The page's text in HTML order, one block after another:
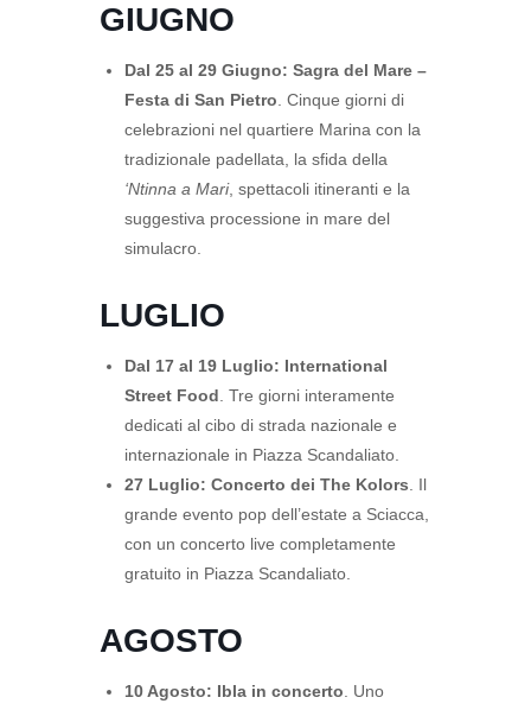
GIUGNO
Dal 25 al 29 Giugno: Sagra del Mare –
Festa di San Pietro . Cinque giorni di
celebrazioni nel quartiere Marina con la
tradizionale padellata, la sfida della
‘Ntinna a Mari, spettacoli itineranti e la
suggestiva processione in mare del
simulacro.
LUGLIO
Dal 17 al 19 Luglio: International
Street Food . Tre giorni interamente
dedicati al cibo di strada nazionale e
internazionale in Piazza Scandaliato.
27 Luglio: Concerto dei The Kolors . Il
grande evento pop dell’estate a Sciacca,
con un concerto live completamente
gratuito in Piazza Scandaliato.
AGOSTO
10 Agosto: Ibla in concerto . Uno